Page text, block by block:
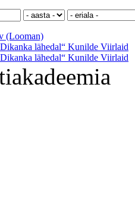
(Looman)
lähedal“ Kunilde Viirlaid
lähedal“ Kunilde Viirlaid